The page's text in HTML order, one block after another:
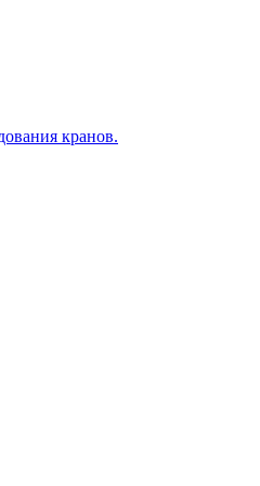
кранов.